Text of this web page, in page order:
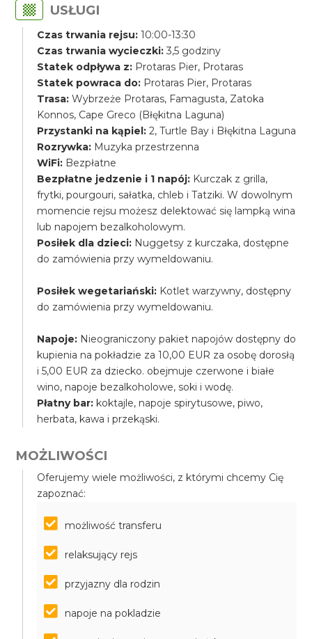
USŁUGI
Czas trwania rejsu: 10:00-13:30
Czas trwania wycieczki: 3,5 godziny
Statek odpływa z: Protaras Pier, Protaras
Statek powraca do: Protaras Pier, Protaras
Trasa: Wybrzeże Protaras, Famagusta, Zatoka
Konnos, Cape Greco (Błękitna Laguna)
Przystanki na kąpiel: 2, Turtle Bay i Błękitna Laguna
Rozrywka: Muzyka przestrzenna
WiFi: Bezpłatne
Bezpłatne jedzenie i 1 napój: Kurczak z grilla,
frytki, pourgouri, sałatka, chleb i Tatziki. W dowolnym
momencie rejsu możesz delektować się lampką wina
lub napojem bezalkoholowym.
Posiłek dla dzieci: Nuggetsy z kurczaka, dostępne
do zamówienia przy wymeldowaniu.
Posiłek wegetariański: Kotlet warzywny, dostępny
do zamówienia przy wymeldowaniu.
Napoje: Nieograniczony pakiet napojów dostępny do
kupienia na pokładzie za 10,00 EUR za osobę dorosłą
i 5,00 EUR za dziecko. obejmuje czerwone i białe
wino, napoje bezalkoholowe, soki i wodę.
Płatny bar: koktajle, napoje spirytusowe, piwo,
herbata, kawa i przekąski.
MOŻLIWOŚCI
Oferujemy wiele możliwości, z którymi chcemy Cię
zapoznać:
możliwość transferu
relaksujący rejs
przyjazny dla rodzin
napoje na pokladzie